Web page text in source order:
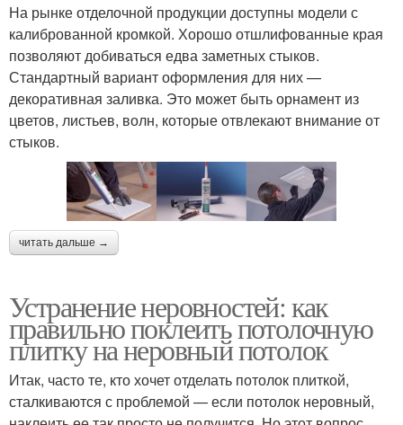
На рынке отделочной продукции доступны модели с
калиброванной кромкой. Хорошо отшлифованные края
позволяют добиваться едва заметных стыков.
Стандартный вариант оформления для них —
декоративная заливка. Это может быть орнамент из
цветов, листьев, волн, которые отвлекают внимание от
стыков.
читать дальше →
Устранение неровностей: как
правильно поклеить потолочную
плитку на неровный потолок
Итак, часто те, кто хочет отделать потолок плиткой,
сталкиваются с проблемой — если потолок неровный,